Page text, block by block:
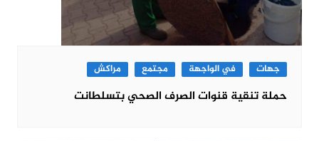
جهات في الواجهة مجتمع مراكش
حملة تنقية قنوات الصرف الصحي بتسلطانت